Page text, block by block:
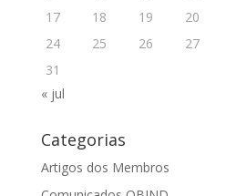
17
18 19 20
24
25 26 27
31
« jul
Categorias
Artigos dos Membros